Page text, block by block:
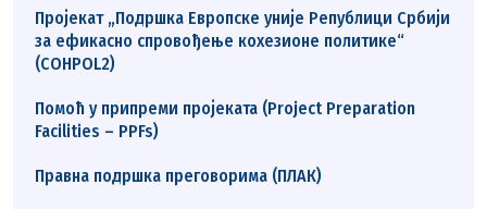
Пројекат „Подршка Европске уније Републици Србији
за ефикасно спровођење кохезионе политике“
(COHPOL2)
Помоћ у припреми пројеката (Project Preparation
Facilities – PPFs)
Правна подршка преговорима (ПЛАК)